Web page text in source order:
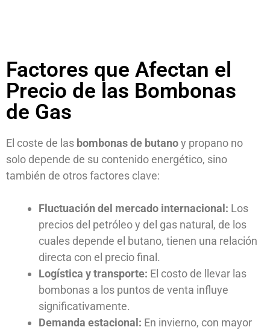
Factores que Afectan el
Precio de las Bombonas
de Gas
El coste de las bombonas de butanoy propano no
solo depende de su contenido energético, sino
también de otros factores clave:
Fluctuación del mercado internacional: Los
precios del petróleo y del gas natural, de los
cuales depende el butano, tienen una relación
directa con el precio final.
Logística y transporte: El costo de llevar las
bombonas a los puntos de venta influye
significativamente.
Demanda estacional: En invierno, con mayor